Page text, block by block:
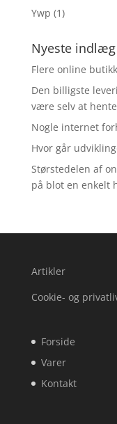
Ywp (1)
Nyeste indlæg
Flere online
Den billigste
være selv at
Nogle internet
Hvor går
Størstedelen af
på blot en enkelt
Artikler
Cookie- og
Forside
Varer
Kontakt